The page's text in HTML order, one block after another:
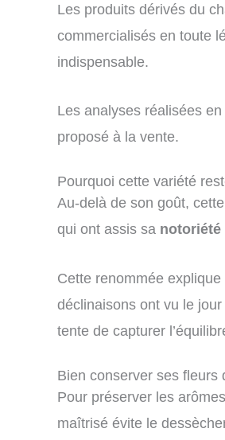
Les produits dérivés du
commercialisés en toute
indispensable.
Les analyses réalisées
proposé à la vente.
Pourquoi cette variété
Au-delà de son goût,
qui ont assis sa notoriété
Cette renommée
déclinaisons ont vu le
tente de capturer
Bien conserver ses fleurs
Pour préserver les
maîtrisé évite le